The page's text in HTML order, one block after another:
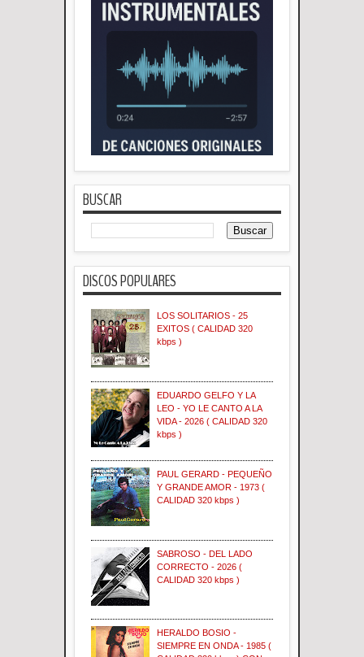
BUSCAR
DISCOS POPULARES
LOS SOLITARIOS - 25
EXITOS ( CALIDAD 320
kbps )
EDUARDO GELFO Y LA
LEO - YO LE CANTO A LA
VIDA - 2026 ( CALIDAD 320
kbps )
PAUL GERARD - PEQUEÑO
Y GRANDE AMOR - 1973 (
CALIDAD 320 kbps )
SABROSO - DEL LADO
CORRECTO - 2026 (
CALIDAD 320 kbps )
HERALDO BOSIO -
SIEMPRE EN ONDA - 1985 (